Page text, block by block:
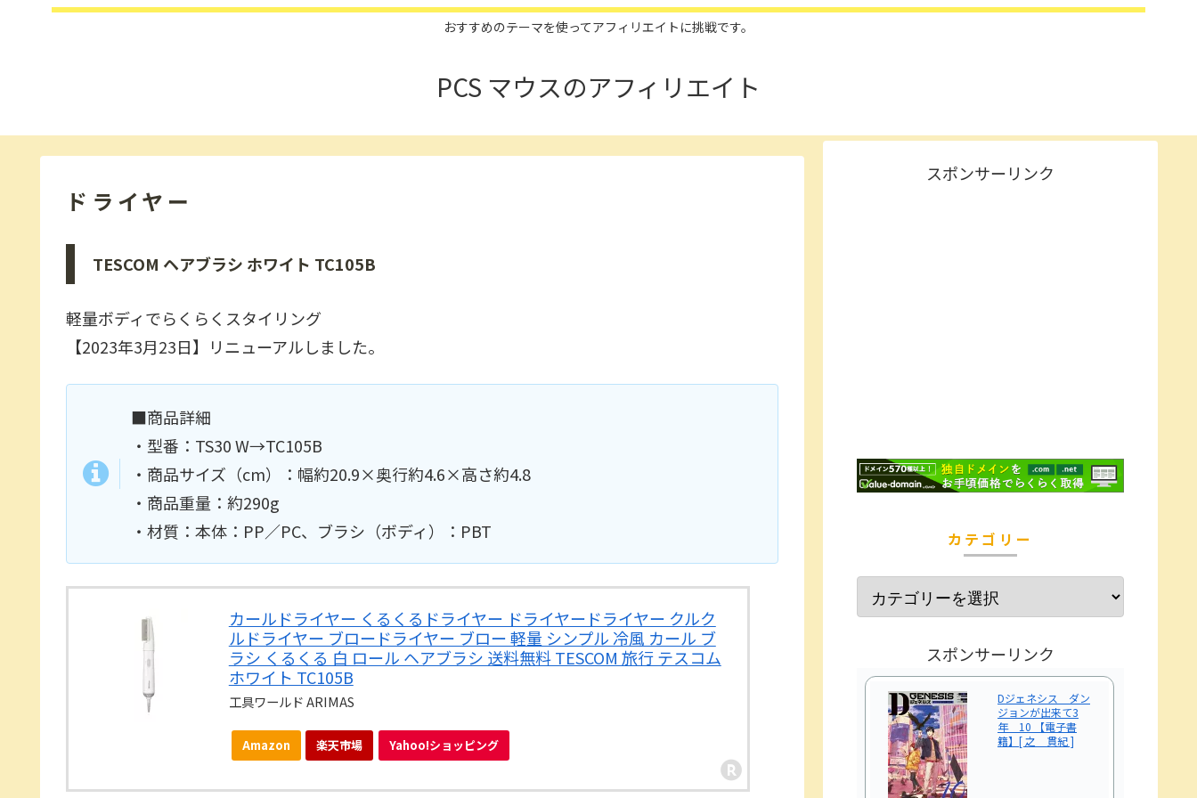
おすすめのテーマを使ってアフィリエイトに挑戦です。
PCS マウスのアフィリエイト
ドライヤー
TESCOM ヘアブラシ ホワイト TC105B
軽量ボディでらくらくスタイリング
【2023年3月23日】リニューアルしました。
■商品詳細
・型番：TS30 W→TC105B
・商品サイズ（cm）：幅約20.9×奥行約4.6×高さ約4.8
・商品重量：約290g
・材質：本体：PP／PC、ブラシ（ボディ）：PBT
カールドライヤー くるくるドライヤー ドライヤードライヤー クルク
ルドライヤー ブロードライヤー ブロー 軽量 シンプル 冷風 カール ブ
ラシ くるくる 白 ロール ヘアブラシ 送料無料 TESCOM 旅行 テスコム
ホワイト TC105B
工具ワールド ARIMAS
Amazon 楽天市場 Yahoo!ショッピング
スポンサーリンク
カテゴリー
スポンサーリンク
Dジェネシス ダン
ジョンが出来て3
年 10 【電子書
籍】[ 之 貫紀 ]